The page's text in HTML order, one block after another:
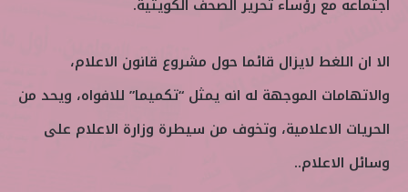
اجتماعه مع رؤساء تحرير الصحف الكويتية.
الا ان اللغط لايزال قائما حول مشروع قانون الاعلام،
والاتهامات الموجهة له انه يمثل “تكميما” للافواه، ويحد من
الحريات الاعلامية، وتخوف من سيطرة وزارة الاعلام على
وسائل الاعلام..